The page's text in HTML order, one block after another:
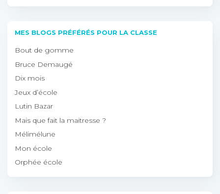
MES BLOGS PRÉFÉRÉS POUR LA CLASSE
Bout de gomme
Bruce Demaugé
Dix mois
Jeux d’école
Lutin Bazar
Mais que fait la maitresse ?
Mélimélune
Mon école
Orphée école